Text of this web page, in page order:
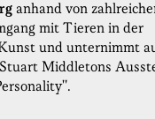
anhand von
mit Tieren in der
und unternimmt
Middletons